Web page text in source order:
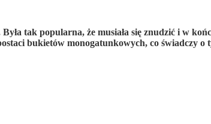
tak popularna, że musiała się znudzić i w
bukietów monogatunkowych, co świadczy o